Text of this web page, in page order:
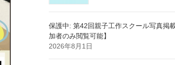
保護中: 第42回親子工作スクール写真掲
加者のみ閲覧可能】
2026年8月1日